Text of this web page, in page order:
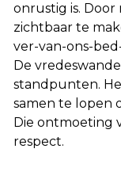
onrustig is.
zichtbaar te
ver-van-ons-
De
standpunten.
samen te lopen
Die ontmoeting
respect.